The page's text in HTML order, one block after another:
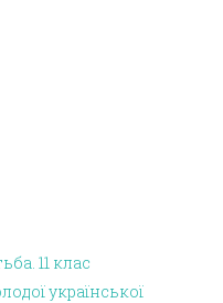
11 клас
української